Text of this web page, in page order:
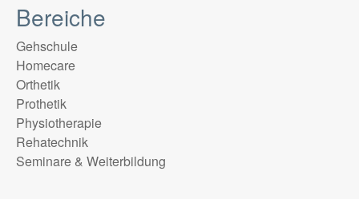
Bereiche
Gehschule
Homecare
Orthetik
Prothetik
Physiotherapie
Rehatechnik
Seminare & Weiterbildung